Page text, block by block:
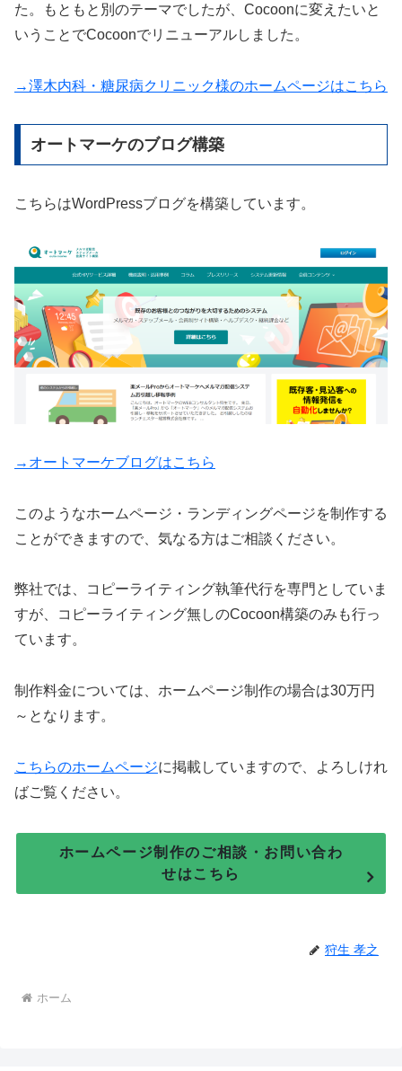
た。もともと別のテーマでしたが、Cocoonに変えたいと
いうことでCocoonでリニューアルしました。
→澤木内科・糖尿病クリニック様のホームページはこちら
オートマーケのブログ構築
こちらはWordPressブログを構築しています。
→オートマーケブログはこちら
このようなホームページ・ランディングページを制作する
ことができますので、気なる方はご相談ください。
弊社では、コピーライティング執筆代行を専門としていま
すが、コピーライティング無しのCocoon構築のみも行っ
ています。
制作料金については、ホームページ制作の場合は30万円
～となります。
こちらのホームページに掲載していますので、よろしけれ
ばご覧ください。
ホームページ制作のご相談・お問い合わ
せはこちら
狩生 孝之
ホーム